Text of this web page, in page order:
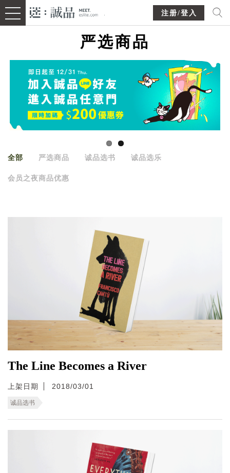
注册/登入
严选商品
全部 严选商品 诚品选书 诚品选乐
会员之夜商品优惠
The Line Becomes a River
上架日期 2018/03/01
诚品选书